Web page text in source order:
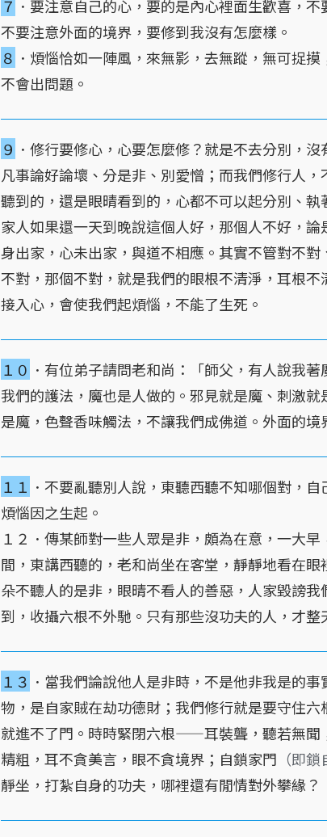
７ ．要注意自己的心，要的是內心裡面生歡喜，
不要注意外面的境界，要修到我沒有怎麼樣。
８ ．煩惱恰如一陣風，來無影，去無蹤，無可捉
不會出問題。
９ ．修行要修心，心要怎麼修？就是不去分別，
凡事論好論壞、分是非、別愛憎；而我們修行人
聽到的，還是眼晴看到的，心都不可以起分別、
家人如果還一天到晚說這個人好，那個人不好，
身出家，心未出家，與道不相應。其實不管對不
不對，那個不對，就是我們的眼根不清淨，耳根
接入心，會使我們起煩惱，不能了生死。
１０ ．有位弟子請問老和尚：「師父，有人說我
我們的護法，魔也是人做的。邪見就是魔、刺激
是魔，色聲香味觸法，不讓我們成佛道。外面的
１１ ．不要亂聽別人說，東聽西聽不知哪個對，
煩惱因之生起。
１２．傳某師對一些人眾是非，頗為在意，一大
間，東講西聽的，老和尚坐在客堂，靜靜地看在
朵不聽人的是非，眼晴不看人的善惡，人家毀謗
到，收攝六根不外馳。只有那些沒功夫的人，才整
１３ ．當我們論說他人是非時，不是他非我是的
物，是自家賊在劫功德財；我們修行就是要守住
就進不了門。時時緊閉六根——耳裝聾，聽若無聞
精粗，耳不貪美言，眼不貪境界；自鎖家門 （即
靜坐，打紮自身的功夫，哪裡還有閒情對外攀緣？